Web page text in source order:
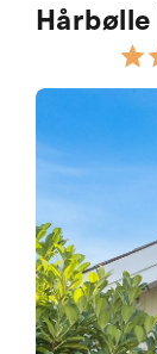
Hårbølle